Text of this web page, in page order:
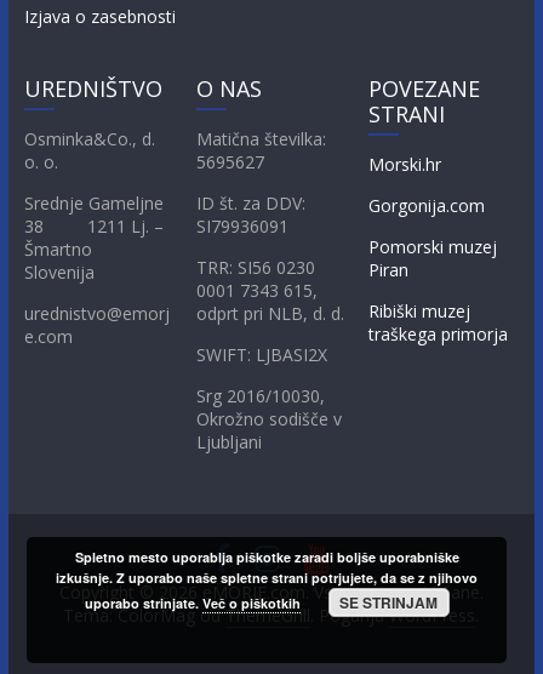
Izjava o zasebnosti
UREDNIŠTVO
Osminka&Co., d.
o. o.
Srednje Gameljne
38 1211 Lj. –
Šmartno
Slovenija
urednistvo@emorj
e.com
O NAS
Matična številka:
5695627
ID št. za DDV:
SI79936091
TRR: SI56 0230
0001 7343 615,
odprt pri NLB, d. d.
SWIFT: LJBASI2X
Srg 2016/10030,
Okrožno sodišče v
Ljubljani
POVEZANE
STRANI
Morski.hr
Gorgonija.com
Pomorski muzej
Piran
Ribiški muzej
traškega primorja
Copyright © 2026 eMORJE.com
. Vse pravice pridržane.
Tema: ColorMag odThemeGrill . PoganjaWordPress
Spletno mesto uporablja piškotke zaradi boljše uporabniške
izkušnje. Z uporabo naše spletne strani potrjujete, da se z njihovo
uporabo strinjate. Več o piškotkih SE STRINJAM